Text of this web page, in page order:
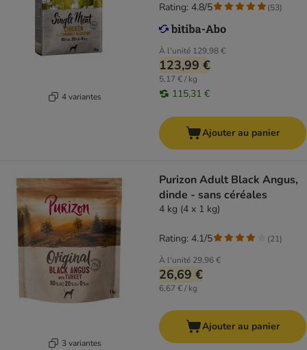
4 variantes
À l'unité 129,98 €
123,99 €
5,17 € / kg
115,31 €
Rating: 4.8/5 (53)
Ajouter au panier
3 variantes
Purizon Adult Black Angus,
dinde - sans céréales
4 kg (4 x 1 kg)
À l'unité 29,96 €
26,69 €
6,67 € / kg
Rating: 4.1/5 (21)
Ajouter au panier